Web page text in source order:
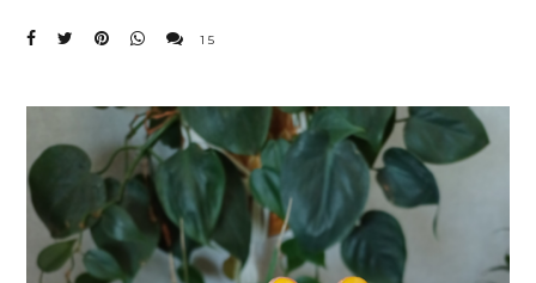
15